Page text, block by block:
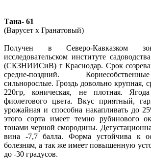
Тана- 61
(Варусет х Гранатовый)
Получен в Северо-Кавказком
исследовательском институте
(СКЗНИИСиВ) г Краснодар. Срок
средне-поздний.
сильнорослые. Гроздь довольно крупная,
220гр, коническая, не плотная.
фиолетового цвета. Вкус приятный,
урожайная и способна накапливать до
этого сорта имеет темно рубинового
тонами черной смородины.
вина -7,7 балла. Форма устойчива к
болезням, а так же имеет повышенную
до -30 градусов.